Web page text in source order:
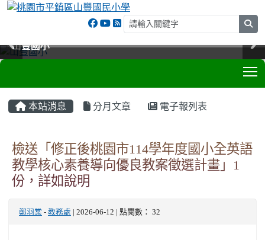
山豐國小
山豐國小
山豐國小
山豐國小
本站消息 分月文章 電子報列表
檢送「修正後桃園市114學年度國小全英語
教學核心素養導向優良教案徵選計畫」1
份，詳如說明
鄭羽棠 - 教務處 | 2026-06-12 | 點閱數： 32